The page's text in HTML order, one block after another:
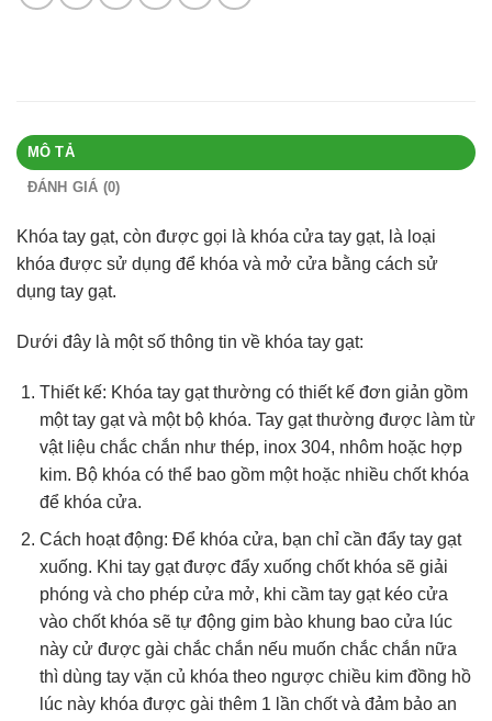
MÔ TẢ
ĐÁNH GIÁ (0)
Khóa tay gạt, còn được gọi là khóa cửa tay gạt, là loại
khóa được sử dụng để khóa và mở cửa bằng cách sử
dụng tay gạt.
Dưới đây là một số thông tin về khóa tay gạt:
Thiết kế: Khóa tay gạt thường có thiết kế đơn giản gồm
một tay gạt và một bộ khóa. Tay gạt thường được làm từ
vật liệu chắc chắn như thép, inox 304, nhôm hoặc hợp
kim. Bộ khóa có thể bao gồm một hoặc nhiều chốt khóa
để khóa cửa.
Cách hoạt động: Để khóa cửa, bạn chỉ cần đẩy tay gạt
xuống. Khi tay gạt được đẩy xuống chốt khóa sẽ giải
phóng và cho phép cửa mở, khi cầm tay gạt kéo cửa
vào chốt khóa sẽ tự động gim bào khung bao cửa lúc
này cử được gài chắc chắn nếu muốn chắc chắn nữa
thì dùng tay vặn củ khóa theo ngược chiều kim đồng hồ
lúc này khóa được gài thêm 1 lần chốt và đảm bảo an